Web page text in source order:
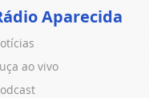
Aparecida
ao vivo